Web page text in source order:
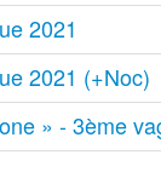
2021
2021 (+Noc)
» - 3ème